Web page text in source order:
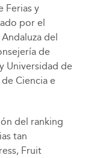
Ferias y
por el
del
de
Universidad de
Ciencia e
del ranking
tan
Fruit